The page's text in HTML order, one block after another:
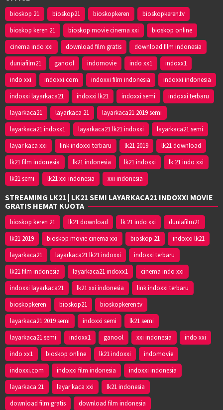
bioskop 21 bioskop21 bioskopkeren
bioskopkeren.tv
bioskop keren 21
bioskop movie cinema xxi
bioskop online
cinema indo xxi
download film gratis
download film indonesia
duniafilm21
ganool indomovie indo xx1
indoxx1
indo xxi
indoxxi.com indoxxi film indonesia
indoxxi indonesia
indoxxi layarkaca21
indoxxi lk21 indoxxi semi
indoxxi terbaru
layarkaca21
layarkaca 21
layarkaca21 2019 semi
layarkaca21 indoxx1
layarkaca21 lk21 indoxxi
layarkaca21 semi
layar kaca xxi
link indoxxi terbaru lk21 2019
lk21 download
lk21 film indonesia
lk21 indonesia lk21 indoxxi
lk 21 indo xxi
lk21 semi
lk21 xxi indonesia xxi indonesia
STREAMING LK21 | LK21 SEMI LAYARKACA21 INDOXXI MOVIE
GRATIS HEMAT KUOTA
bioskop keren 21 lk21 download lk 21 indo xxi
duniafilm21
lk21 2019
bioskop movie cinema xxi bioskop 21
indoxxi lk21
layarkaca21
layarkaca21 lk21 indoxxi
indoxxi terbaru
lk21 film indonesia
layarkaca21 indoxx1
cinema indo xxi
indoxxi layarkaca21
lk21 xxi indonesia
link indoxxi terbaru
bioskopkeren
bioskop21
bioskopkeren.tv
layarkaca21 2019 semi
indoxxi semi
lk21 semi
layarkaca21 semi
indoxx1 ganool xxi indonesia
indo xxi
indo xx1
bioskop online lk21 indoxxi
indomovie
indoxxi.com
indoxxi film indonesia
indoxxi indonesia
layarkaca 21
layar kaca xxi
lk21 indonesia
download film gratis
download film indonesia